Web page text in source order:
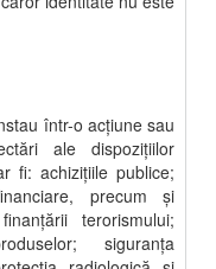
într-o acţiune sau
ale dispoziţiilor
fi: achiziţiile publice;
precum şi
terorismului;
siguranţa